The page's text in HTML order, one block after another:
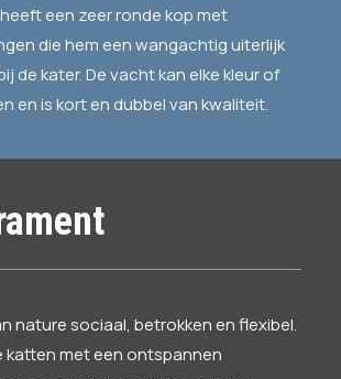
een zeer ronde kop met
die hem een wangachtig uiterlijk
de kater. De vacht kan elke kleur of
en is kort en dubbel van kwaliteit.
nature sociaal, betrokken en flexibel.
katten met een ontspannen